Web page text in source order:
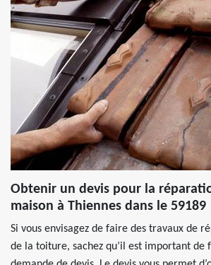
Obtenir un devis pour la
maison à Thiennes dans le 59189
Si vous envisagez de faire des travaux de
de la toiture, sachez qu’il est important de